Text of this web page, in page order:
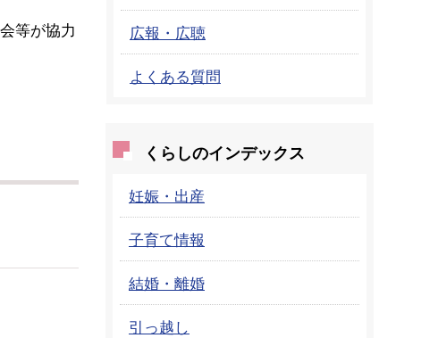
等が協力
広報・広聴
よくある質問
くらしのインデックス
妊娠・出産
子育て情報
結婚・離婚
引っ越し